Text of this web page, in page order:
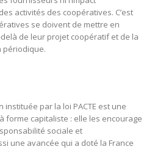
activités des coopératives. C’est
se doivent de mettre en
de leur projet coopératif et de la
périodique.
instituée par la loi PACTE est une
forme capitaliste : elle les encourage
sociale et
une avancée qui a doté la France